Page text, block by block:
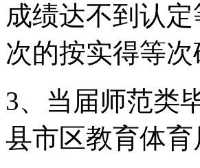
成绩达不到认
次的按实得等次
3、当届师范类
县市区教育体